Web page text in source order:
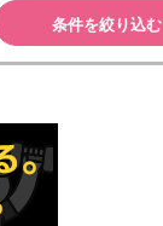
条件を絞り込む